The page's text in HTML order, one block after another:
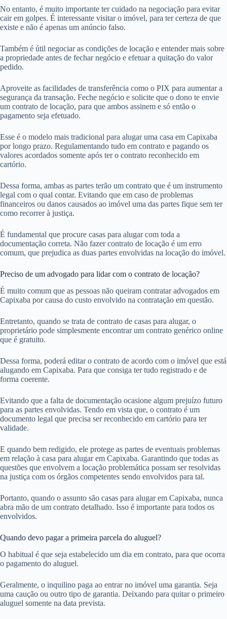
No entanto, é muito importante ter cuidado na negociação para evitar
cair em golpes. É interessante visitar o imóvel, para ter certeza de que
existe e não é apenas um anúncio falso.
Também é útil negociar as condições de locação e entender mais sobre
a propriedade antes de fechar negócio e efetuar a quitação do valor
pedido.
Aproveite as facilidades de transferência como o PIX para aumentar a
segurança da transação. Feche negócio e solicite que o dono te envie
um contrato de locação, para que ambos assinem e só então o
pagamento seja efetuado.
Esse é o modelo mais tradicional para alugar uma casa em Capixaba
por longo prazo. Regulamentando tudo em contrato e pagando os
valores acordados somente após ter o contrato reconhecido em
cartório.
Dessa forma, ambas as partes terão um contrato que é um instrumento
legal com o qual contar. Evitando que em caso de problemas
financeiros ou danos causados ao imóvel uma das partes fique sem ter
como recorrer à justiça.
É fundamental que procure casas para alugar com toda a
documentação correta. Não fazer contrato de locação é um erro
comum, que prejudica as duas partes envolvidas na locação do imóvel.
Preciso de um advogado para lidar com o contrato de locação?
É muito comum que as pessoas não queiram contratar advogados em
Capixaba por causa do custo envolvido na contratação em questão.
Entretanto, quando se trata de contrato de casas para alugar, o
proprietário pode simplesmente encontrar um contrato genérico online
que é gratuito.
Dessa forma, poderá editar o contrato de acordo com o imóvel que está
alugando em Capixaba. Para que consiga ter tudo registrado e de
forma coerente.
Evitando que a falta de documentação ocasione algum prejuízo futuro
para as partes envolvidas. Tendo em vista que, o contrato é um
documento legal que precisa ser reconhecido em cartório para ter
validade.
E quando bem redigido, ele protege as partes de eventuais problemas
em relação à casa para alugar em Capixaba. Garantindo que todas as
questões que envolvem a locação problemática possam ser resolvidas
na justiça com os órgãos competentes sendo envolvidos para tal.
Portanto, quando o assunto são casas para alugar em Capixaba, nunca
abra mão de um contrato detalhado. Isso é importante para todos os
envolvidos.
Quando devo pagar a primeira parcela do aluguel?
O habitual é que seja estabelecido um dia em contrato, para que ocorra
o pagamento do aluguel.
Geralmente, o inquilino paga ao entrar no imóvel uma garantia. Seja
uma caução ou outro tipo de garantia. Deixando para quitar o primeiro
aluguel somente na data prevista.